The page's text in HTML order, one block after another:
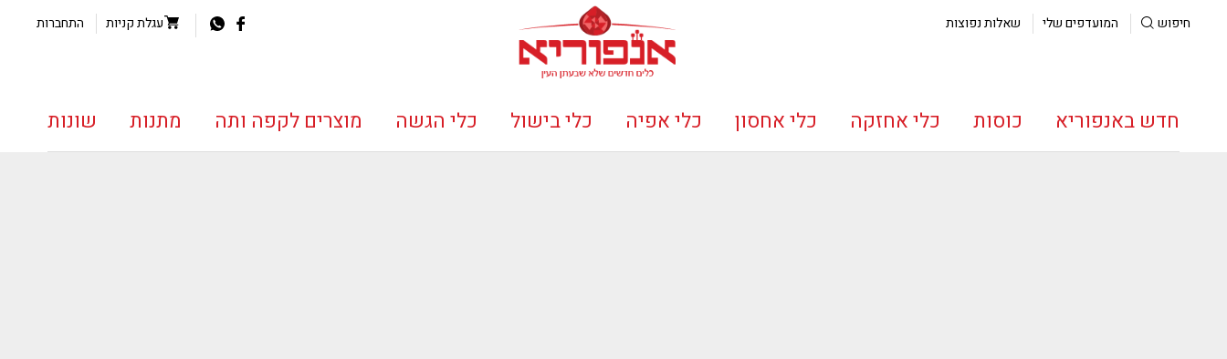
חיפוש המועדפים שלי שאלות נפוצות עגלת קניות התחברות
חדש באנפוריא כוסות כלי אחזקה כלי אחסון כלי אפיה כלי בישול כלי הגשה מוצרים לקפה ותה מתנות שונות